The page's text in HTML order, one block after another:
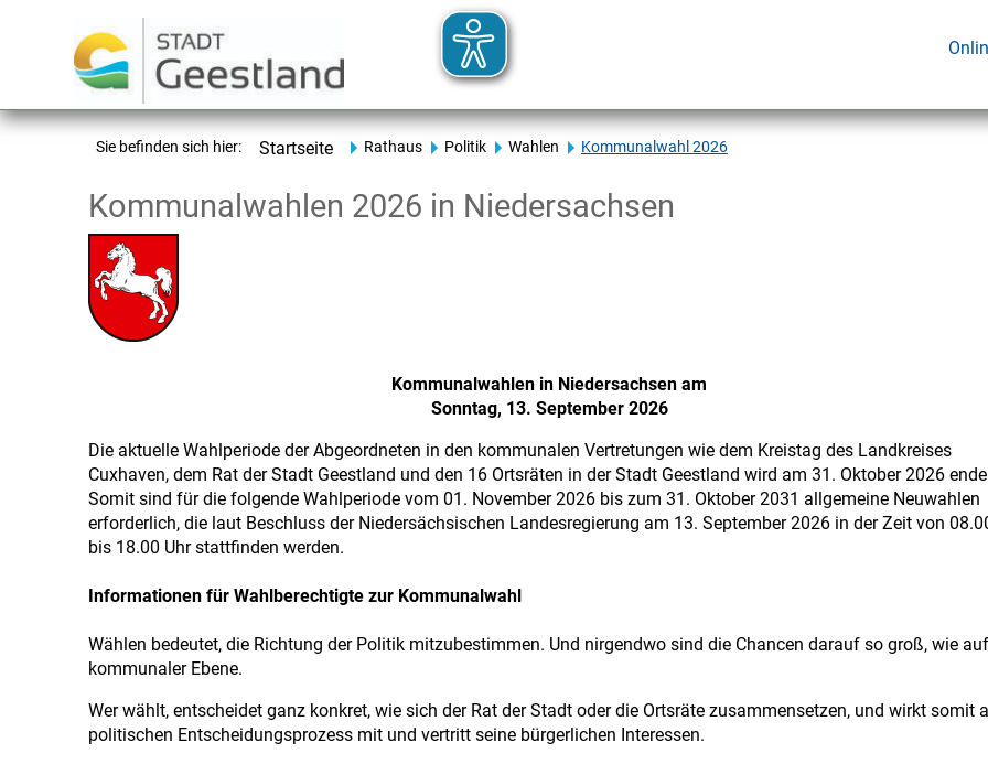
Sie befinden sich hier: Startseite Rathaus Politik Wahlen Kommunalwahl 2026
Kommunalwahlen 2026 in Niedersachsen
Kommunalwahlen in Niedersachsen am
Sonntag, 13. September 2026
Die aktuelle Wahlperiode der Abgeordneten in den kommunalen Vertretungen wie dem Kreistag des Landkreises
Cuxhaven, dem Rat der Stadt Geestland und den 16 Ortsräten in der Stadt Geestland wird am 31. Oktober 2026
Somit sind für die folgende Wahlperiode vom 01. November 2026 bis zum 31. Oktober 2031 allgemeine Neuwahlen
erforderlich, die laut Beschluss der Niedersächsischen Landesregierung am 13. September 2026 in der Zeit von
bis 18.00 Uhr stattfinden werden.
Informationen für Wahlberechtigte zur Kommunalwahl
Wählen bedeutet, die Richtung der Politik mitzubestimmen. Und nirgendwo sind die Chancen darauf so groß, wie auf
kommunaler Ebene.
Wer wählt, entscheidet ganz konkret, wie sich der Rat der Stadt oder die Ortsräte zusammensetzen, und wirkt somit
politischen Entscheidungsprozess mit und vertritt seine bürgerlichen Interessen.